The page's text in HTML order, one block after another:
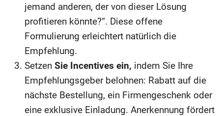
jemand anderen, der von dieser Lösung
profitieren könnte?“. Diese offene
Formulierung erleichtert natürlich die
Empfehlung.
Setzen Sie Incentives ein, indem Sie Ihre
Empfehlungsgeber belohnen: Rabatt auf die
nächste Bestellung, ein Firmengeschenk oder
eine exklusive Einladung. Anerkennung fördert